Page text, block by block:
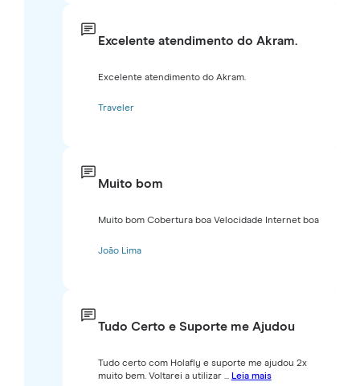
Excelente atendimento do Akram.
Excelente atendimento do Akram.
Traveler
Muito bom
Muito bom Cobertura boa Velocidade Internet boa
João Lima
Tudo Certo e Suporte me Ajudou
Tudo certo com Holafly e suporte me ajudou 2x
muito bem. Voltarei a utilizar ... Leia mais